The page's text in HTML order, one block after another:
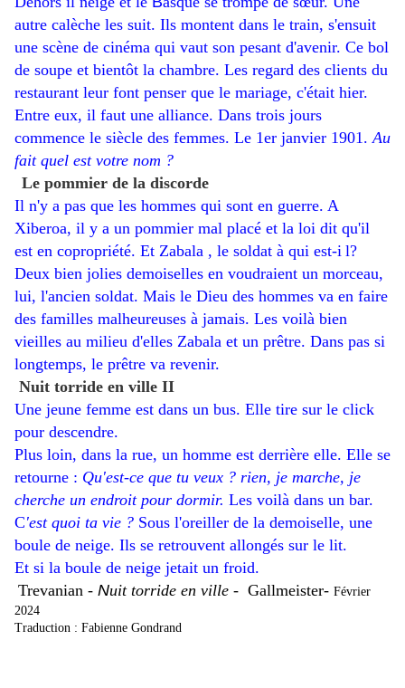
autre calèche les suit. Ils montent dans le train, s'ensuit
une scène de cinéma qui vaut son pesant d'avenir. Ce bol
de soupe et bientôt la chambre. Les regard des clients du
restaurant leur font penser que le mariage, c'était hier.
Entre eux, il faut une alliance. Dans trois jours
commence le siècle des femmes. Le 1er janvier 1901.Au
fait quel est votre nom ?
Le pommier de la discorde
Il n'y a pas que les hommes qui sont en guerre. A
Xiberoa, il y a un pommier mal placé et la loi dit qu'il
est en copropriété. Et Zabala , le soldat à qui est-i l?
Deux bien jolies demoiselles en voudraient un morceau,
lui, l'ancien soldat. Mais le Dieu des hommes va en faire
des familles malheureuses à jamais. Les voilà bien
vieilles au milieu d'elles Zabala et un prêtre. Dans pas si
longtemps, le prêtre va revenir.
Nuit torride en ville II
Une jeune femme est dans un bus. Elle tire sur le click
pour descendre.
Plus loin, dans la rue, un homme est derrière elle. Elle se
retourne : Qu'est-ce que tu veux ? rien, je marche, je
cherche un endroit pour dormir. Les voilà dans un bar.
C'est quoi ta vie ? Sous l'oreiller de la demoiselle, une
boule de neige. Ils se retrouvent allongés sur le lit.
Et si la boule de neige jetait un froid.
Trevanian - Nuit torride en ville - Gallmeister- Février
2024
Traduction : Fabienne Gondrand